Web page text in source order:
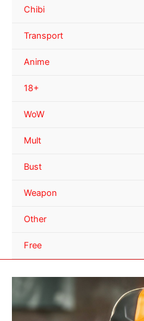
Chibi
Transport
Anime
18+
WoW
Mult
Bust
Weapon
Other
Free